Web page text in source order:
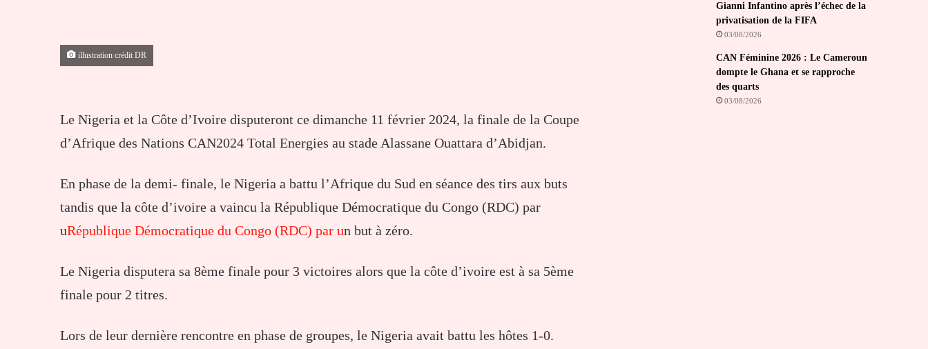
illustration crédit DR
Le Nigeria et la Côte d’Ivoire disputeront ce dimanche 11 février 2024, la finale de la Coupe
d’Afrique des Nations CAN2024 Total Energies au stade Alassane Ouattara d’Abidjan.
En phase de la demi- finale, le Nigeria a battu l’Afrique du Sud en séance des tirs aux buts
tandis que la côte d’ivoire a vaincu la République Démocratique du Congo (RDC) par
uRépublique Démocratique du Congo (RDC) par un but à zéro.
Le Nigeria disputera sa 8ème finale pour 3 victoires alors que la côte d’ivoire est à sa 5ème
finale pour 2 titres.
Lors de leur dernière rencontre en phase de groupes, le Nigeria avait battu les hôtes 1-0.
Gianni Infantino après l’échec de la
privatisation de la FIFA
03/08/2026
CAN Féminine 2026 : Le Cameroun
dompte le Ghana et se rapproche
des quarts
03/08/2026